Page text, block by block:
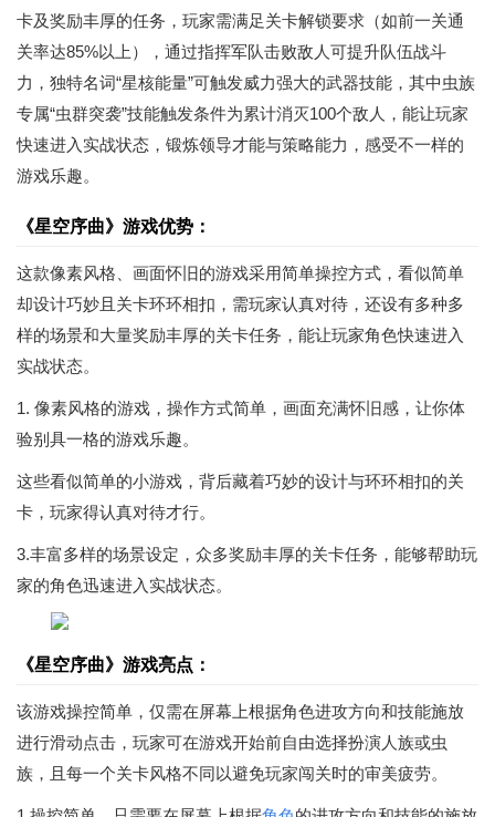
卡及奖励丰厚的任务，玩家需满足关卡解锁要求（如前一关通
关率达85%以上），通过指挥军队击败敌人可提升队伍战斗
力，独特名词“星核能量”可触发威力强大的武器技能，其中虫族
专属“虫群突袭”技能触发条件为累计消灭100个敌人，能让玩家
快速进入实战状态，锻炼领导才能与策略能力，感受不一样的
游戏乐趣。
《星空序曲》游戏优势：
这款像素风格、画面怀旧的游戏采用简单操控方式，看似简单
却设计巧妙且关卡环环相扣，需玩家认真对待，还设有多种多
样的场景和大量奖励丰厚的关卡任务，能让玩家角色快速进入
实战状态。
1. 像素风格的游戏，操作方式简单，画面充满怀旧感，让你体
验别具一格的游戏乐趣。
这些看似简单的小游戏，背后藏着巧妙的设计与环环相扣的关
卡，玩家得认真对待才行。
3.丰富多样的场景设定，众多奖励丰厚的关卡任务，能够帮助玩
家的角色迅速进入实战状态。
《星空序曲》游戏亮点：
该游戏操控简单，仅需在屏幕上根据角色进攻方向和技能施放
进行滑动点击，玩家可在游戏开始前自由选择扮演人族或虫
族，且每一个关卡风格不同以避免玩家闯关时的审美疲劳。